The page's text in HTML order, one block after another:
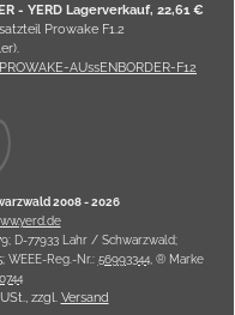
- YERD Lagerverkauf, 22,61 €
Prowake F1.2
AUssENBORDER-F12
2008 -2026
D-77933 Lahr / Schwarzwald;
; WEEE-Reg.-Nr.: 56993344, ® Marke
zzgl. Versand